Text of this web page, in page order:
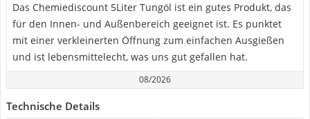
Das Chemiediscount 5Liter Tungöl ist ein gutes Produkt, das
für den Innen- und Außenbereich geeignet ist. Es punktet
mit einer verkleinerten Öffnung zum einfachen Ausgießen
und ist lebensmittelecht, was uns gut gefallen hat.
08/2026
Technische Details